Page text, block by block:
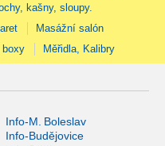
kašny, sloupy.
Masážní salón
boxy
Měřidla, Kalibry
Info-M. Boleslav
Info-Budějovice